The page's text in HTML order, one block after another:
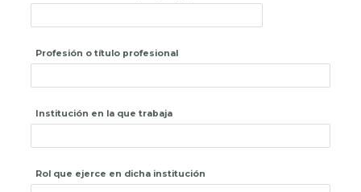
Profesión o título profesional
Institución en la que trabaja
Rol que ejerce en dicha institución